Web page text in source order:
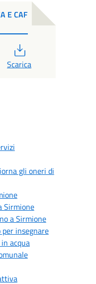
E CAF
Scarica
gli oneri di
Sirmione
a Sirmione
insegnare
acqua